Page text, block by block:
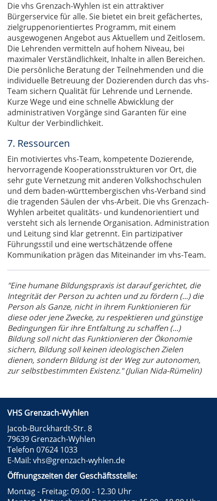
Die vhs Grenzach-Wyhlen ist ein attraktiver
Bürgerservice für alle. Sie bietet ein breit gefächertes,
zielgruppenorientiertes Programm, mit einem
ausgewogenen Angebot aus Aktuellem und Zeitlosem.
Die Lehrenden vermitteln auf hohem Niveau, bei
maximaler Verständlichkeit, Inhalte in allen Bereichen.
Die persönliche Beratung der Teilnehmenden und die
individuelle Betreuung der Dozierenden durch das vhs-
Team sichern Qualität für Lehrende und Lernende.
Kurze Wege und eine schnelle Abwicklung der
administrativen Vorgänge sind Garanten für eine
Kultur der Verbindlichkeit.
7. Ressourcen
Ein motiviertes vhs-Team, kompetente Dozierende,
hervorragende Kooperationsstrukturen vor Ort, die
sehr gute Vernetzung mit anderen Volkshochschulen
und dem baden-württembergischen vhs-Verband sind
die tragenden Säulen der vhs-Arbeit. Die vhs Grenzach-
Wyhlen arbeitet qualitäts- und kundenorientiert und
versteht sich als lernende Organisation. Administration
und Leitung sind klar getrennt. Ein partizipativer
Führungsstil und eine wertschätzende offene
Kommunikation prägen das Miteinander im vhs-Team.
"Eine humane Bildungspraxis ist darauf gerichtet, die
Integrität der Person zu achten und zu fördern (...) die
Person als Ganze, nicht in ihrem Funktionieren für
diese oder jene Zwecke, zu respektieren und günstige
Bedingungen für ihre Entfaltung zu schaffen (...)
Bildung soll nicht das Funktionieren der Ökonomie
sichern, Bildung soll keinen ideologischen Zielen
dienen, sondern Bildung ist der Weg zur autonomen,
zur selbstbestimmten Existenz." (Julian Nida-Rümelin)
VHS Grenzach-Wyhlen
Jacob-Burckhardt-Str. 8
79639 Grenzach-Wyhlen
Telefon 07624 1033
E-Mail: vhs@grenzach-wyhlen.de
Öffnungszeiten der Geschäftsstelle:
Montag - Freitag: 09.00 - 12.30 Uhr